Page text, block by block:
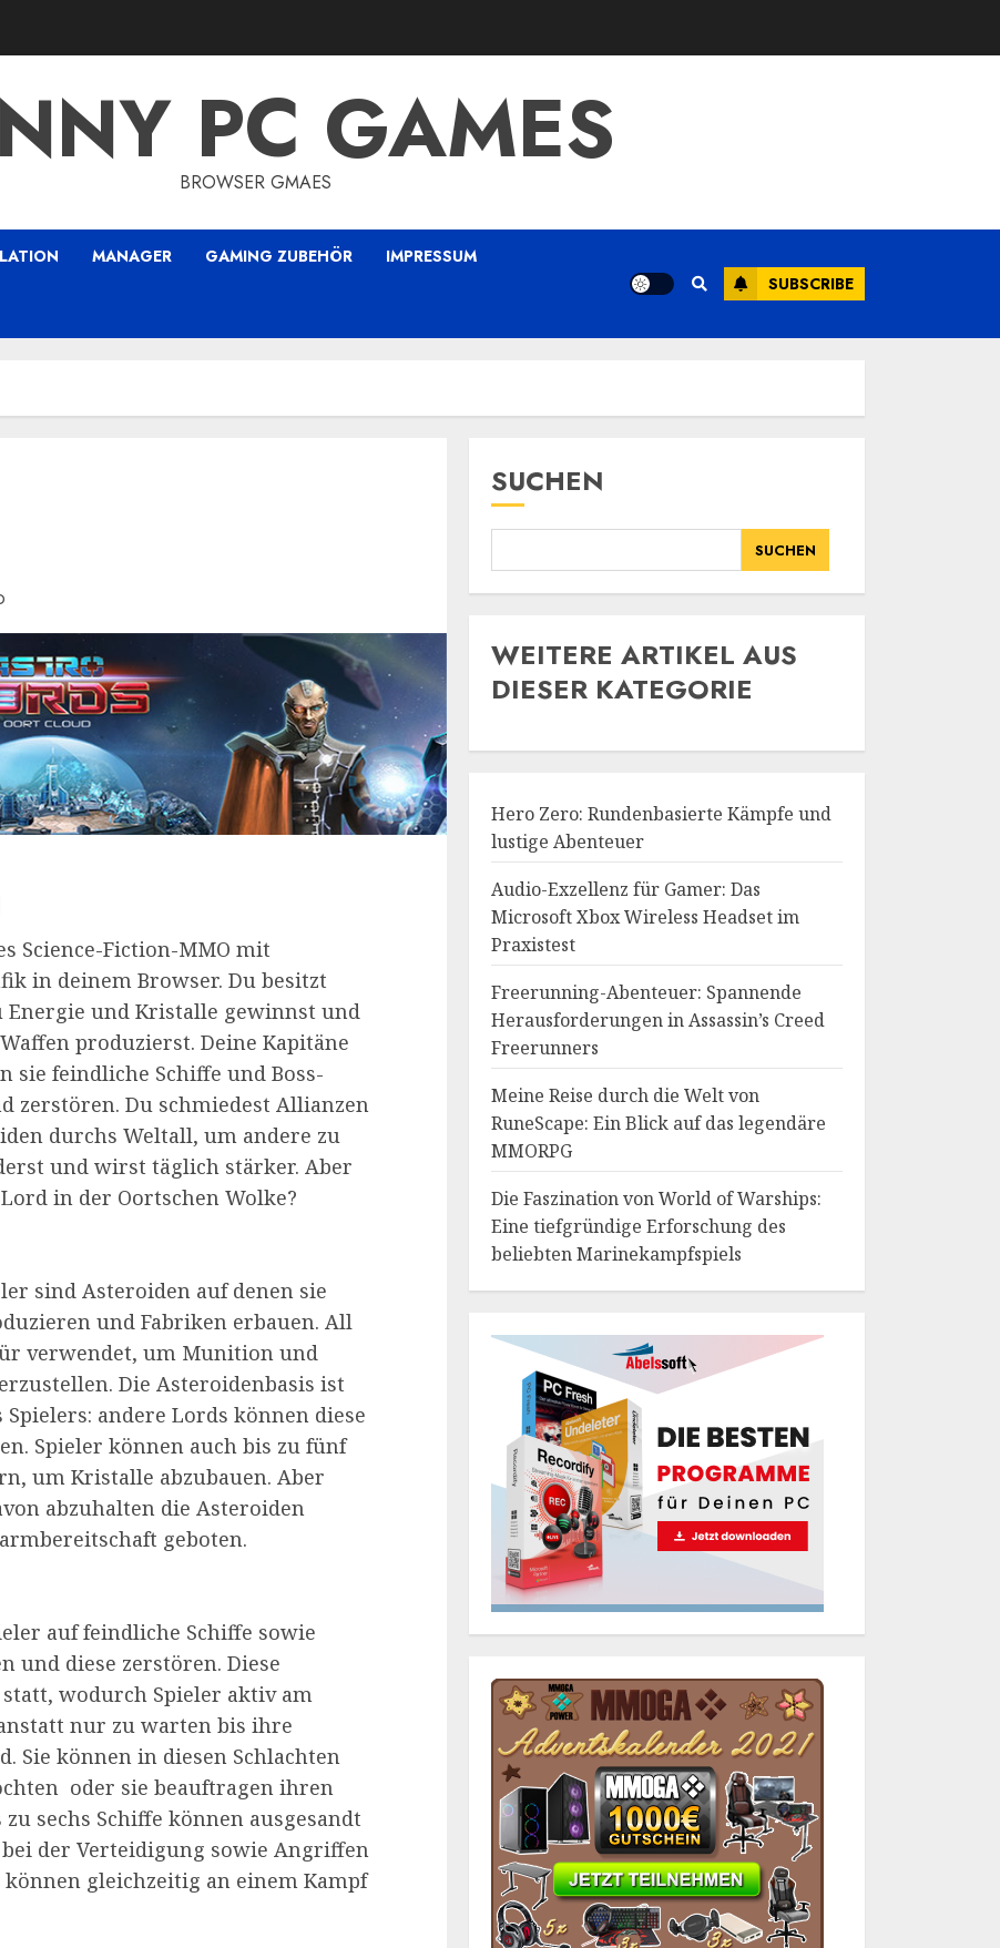
PC GAMES
BROWSER GMAES
MANAGER GAMING ZUBEHÖR IMPRESSUM
SUBSCRIBE
Science-Fiction-MMO mit
in deinem Browser. Du besitzt
Energie und Kristalle gewinnst und
produzierst. Deine Kapitäne
sie feindliche Schiffe und Boss-
zerstören. Du schmiedest Allianzen
durchs Weltall, um andere zu
und wirst täglich stärker. Aber
in der Oortschen Wolke?
sind Asteroiden auf denen sie
und Fabriken erbauen. All
verwendet, um Munition und
Die Asteroidenbasis ist
andere Lords können diese
Spieler können auch bis zu fünf
um Kristalle abzubauen. Aber
abzuhalten die Asteroiden
geboten.
auf feindliche Schiffe sowie
und diese zerstören. Diese
wodurch Spieler aktiv am
nur zu warten bis ihre
Sie können in diesen Schlachten
 oder sie beauftragen ihren
sechs Schiffe können ausgesandt
der Verteidigung sowie Angriffen
gleichzeitig an einem Kampf
SUCHEN
SUCHEN
WEITERE ARTIKEL AUS
DIESER KATEGORIE
Hero Zero: Rundenbasierte Kämpfe und
lustige Abenteuer
Audio-Exzellenz für Gamer: Das
Microsoft Xbox Wireless Headset im
Praxistest
Freerunning-Abenteuer: Spannende
Herausforderungen in Assassin’s Creed
Freerunners
Meine Reise durch die Welt von
RuneScape: Ein Blick auf das legendäre
MMORPG
Die Faszination von World of Warships:
Eine tiefgründige Erforschung des
beliebten Marinekampfspiels